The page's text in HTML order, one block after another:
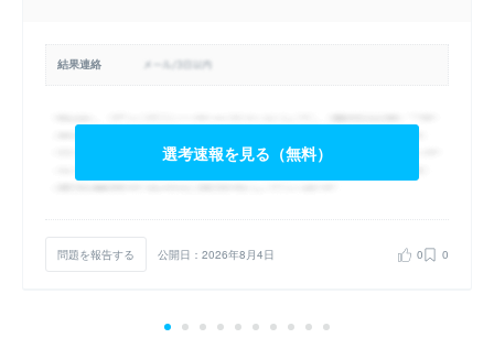
結果連絡
選考速報を見る（無料）
問題を報告する 公開日：2026年8月4日 0 0